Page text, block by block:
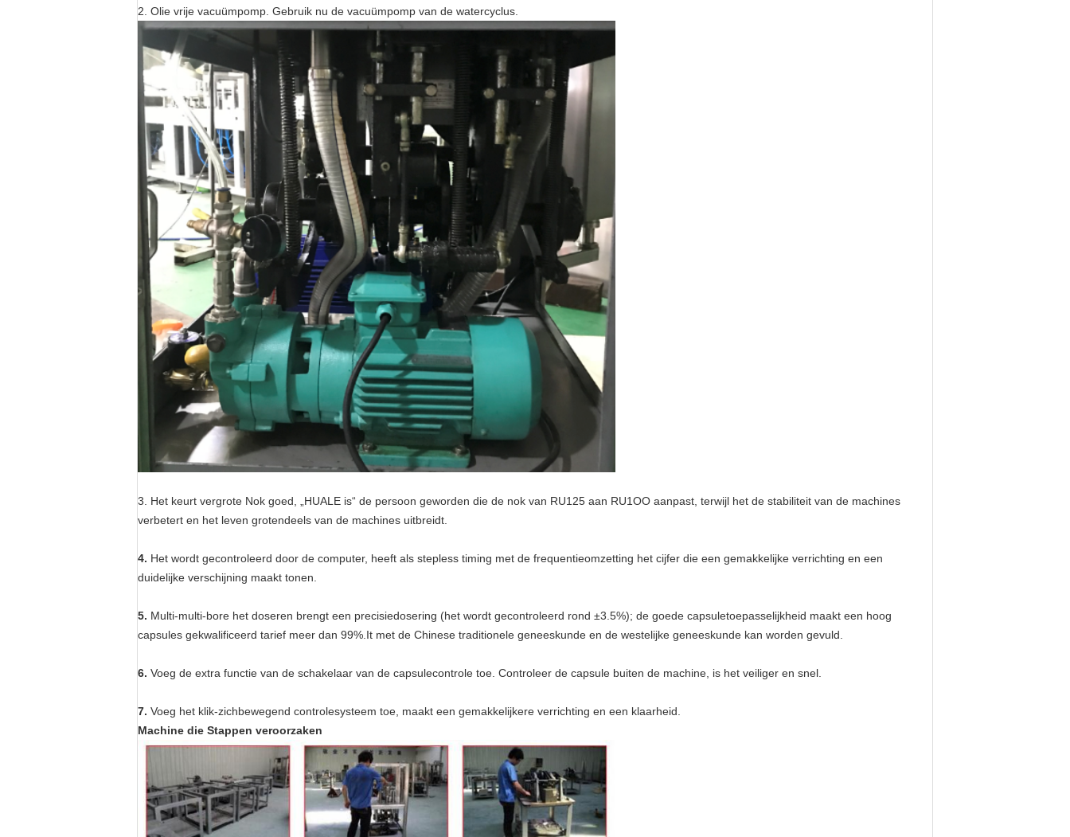
2. Olie vrije vacuümpomp. Gebruik nu de vacuümpomp van de watercyclus.
3. Het keurt vergrote Nok goed, „HUALE is“ de persoon geworden die de nok van RU125 aan RU1OO aanpast, terwijl het de stabiliteit van de machines
verbetert en het leven grotendeels van de machines uitbreidt.
4. Het wordt gecontroleerd door de computer, heeft als stepless timing met de frequentieomzetting het cijfer die een gemakkelijke verrichting en een
duidelijke verschijning maakt tonen.
5. Multi-multi-bore het doseren brengt een precisiedosering (het wordt gecontroleerd rond ±3.5%); de goede capsuletoepasselijkheid maakt een hoog
capsules gekwalificeerd tarief meer dan 99%.It met de Chinese traditionele geneeskunde en de westelijke geneeskunde kan worden gevuld.
6. Voeg de extra functie van de schakelaar van de capsulecontrole toe. Controleer de capsule buiten de machine, is het veiliger en snel.
7. Voeg het klik-zichbewegend controlesysteem toe, maakt een gemakkelijkere verrichting en een klaarheid.
Machine die Stappen veroorzaken